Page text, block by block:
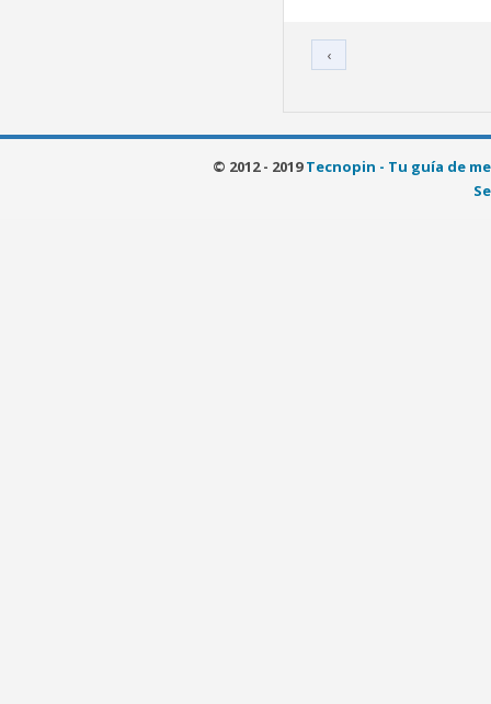
‹
© 2012 - 2019Tecnopin - Tu guía de